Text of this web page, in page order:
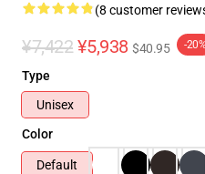
(8 customer
¥7,422 ¥5,938 $40.95 -20%
Type
Unisex
Color
Default